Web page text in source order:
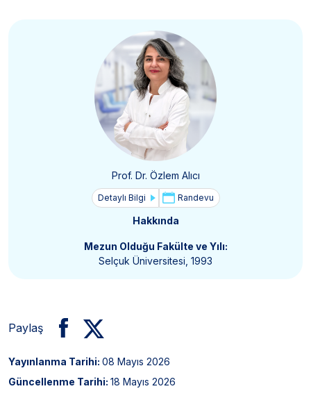
Prof. Dr. Özlem Alıcı
Detaylı Bilgi Randevu
Hakkında
Mezun Olduğu Fakülte ve Yılı:
Selçuk Üniversitesi, 1993
Paylaş
Yayınlanma Tarihi: 08 Mayıs 2026
Güncellenme Tarihi: 18 Mayıs 2026